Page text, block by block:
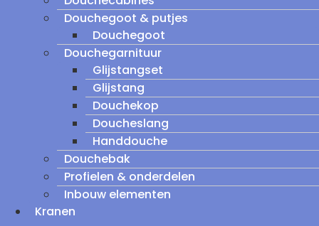
Douchegoot & putjes
Douchegoot
Douchegarnituur
Glijstangset
Glijstang
Douchekop
Doucheslang
Handdouche
Douchebak
Profielen & onderdelen
Inbouw elementen
Kranen